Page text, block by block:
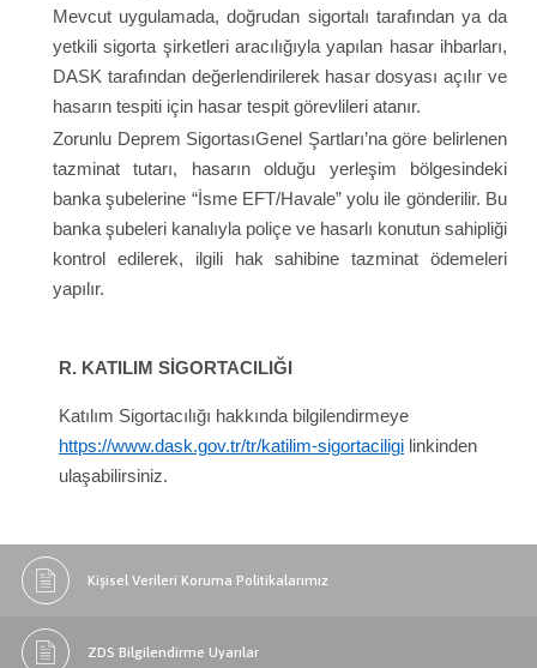
Mevcut uygulamada, doğrudan sigortalı tarafından ya da
yetkili sigorta şirketleri aracılığıyla yapılan hasar ihbarları,
DASK tarafından değerlendirilerek hasar dosyası açılır ve
hasarın tespiti için hasar tespit görevlileri atanır.
Zorunlu Deprem SigortasıGenel Şartları’na göre belirlenen
tazminat tutarı, hasarın olduğu yerleşim bölgesindeki
banka şubelerine “İsme EFT/Havale” yolu ile gönderilir. Bu
banka şubeleri kanalıyla poliçe ve hasarlı konutun sahipliği
kontrol edilerek, ilgili hak sahibine tazminat ödemeleri
yapılır.
R. KATILIM SİGORTACILIĞI
Katılım Sigortacılığı hakkında bilgilendirmeye
https://www.dask.gov.tr/tr/katilim-sigortaciligi linkinden
ulaşabilirsiniz.
Kişisel Verileri Koruma Politikalarımız
ZDS Bilgilendirme Uyarılar